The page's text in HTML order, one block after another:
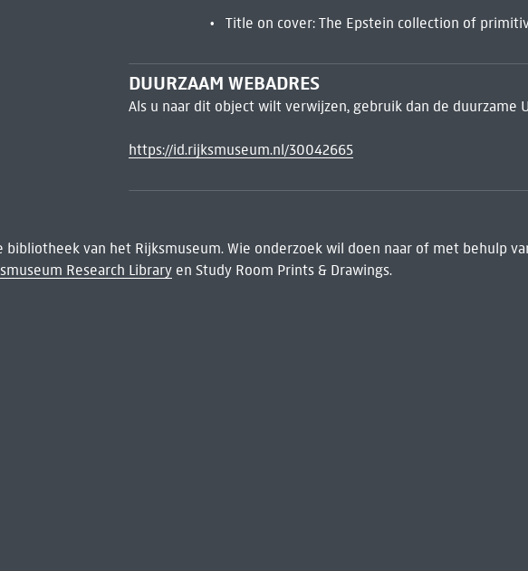
Title on cover: The Epstein collection of
DUURZAAM WEBADRES
Als u naar dit object wilt verwijzen, gebruik dan de duurzame
https://id.rijksmuseum.nl/30042665
van het Rijksmuseum. Wie onderzoek wil doen naar of met behulp
Research Libraryen Study Room Prints & Drawings.